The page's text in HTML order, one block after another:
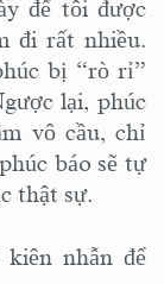
để tôi được
đi rất nhiều.
bị “rò rỉ”
lại, phúc
vô cầu, chỉ
báo sẽ tự
thật sự.
nhẫn để